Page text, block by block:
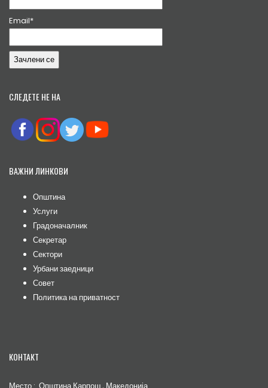
Email*
СЛЕДЕТЕ НЕ НА
ВАЖНИ ЛИНКОВИ
Општина
Услуги
Градоначалник
Секретар
Сектори
Урбани заедници
Совет
Политика на приватност
КОНТАКТ